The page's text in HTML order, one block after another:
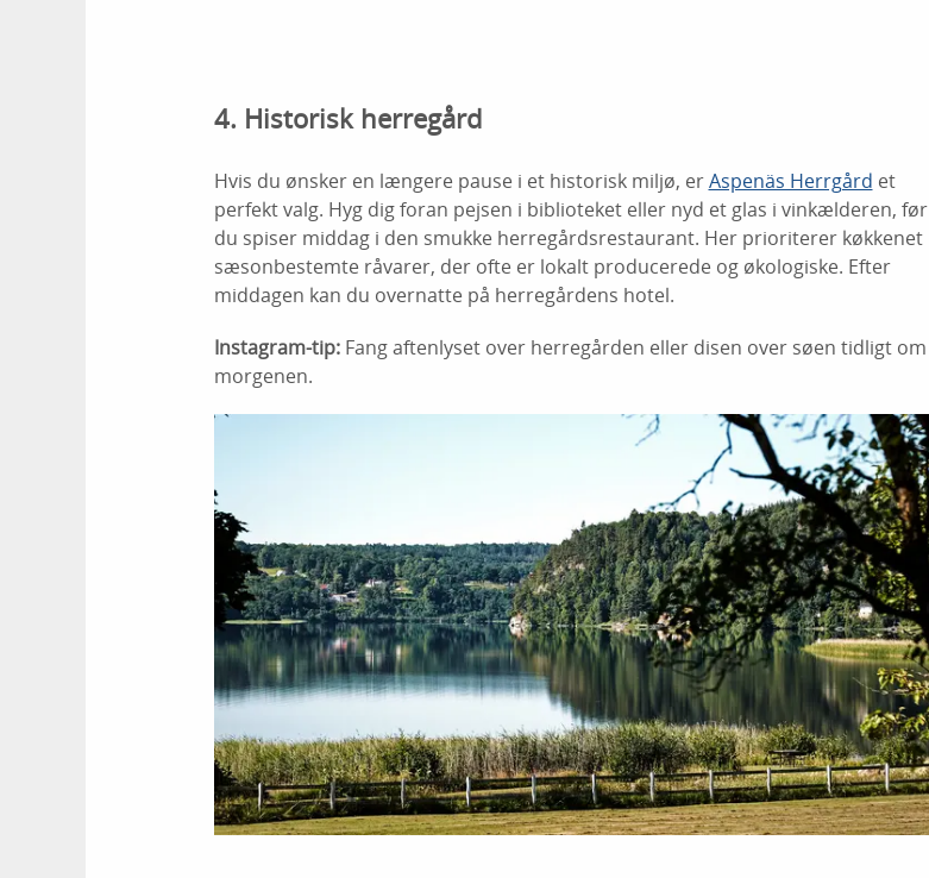
4. Historisk herregård
Hvis du ønsker en længere pause i et historisk miljø, erAspenäs Herrgård et
perfekt valg. Hyg dig foran pejsen i biblioteket eller nyd et glas i vinkælderen, før
du spiser middag i den smukke herregårdsrestaurant. Her prioriterer køkkenet
sæsonbestemte råvarer, der ofte er lokalt producerede og økologiske. Efter
middagen kan du overnatte på herregårdens hotel.
Instagram-tip: Fang aftenlyset over herregården eller disen over søen tidligt om
morgenen.